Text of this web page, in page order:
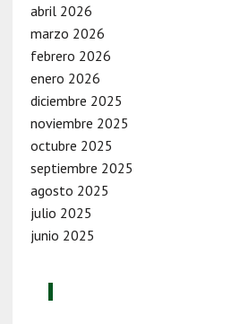
abril 2026
marzo 2026
febrero 2026
enero 2026
diciembre 2025
noviembre 2025
octubre 2025
septiembre 2025
agosto 2025
julio 2025
junio 2025